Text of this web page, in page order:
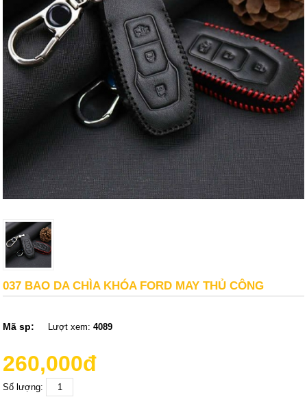
037 BAO DA CHÌA KHÓA FORD MAY THỦ CÔNG
Mã sp: Lượt xem:4089
260,000đ
Số lượng: